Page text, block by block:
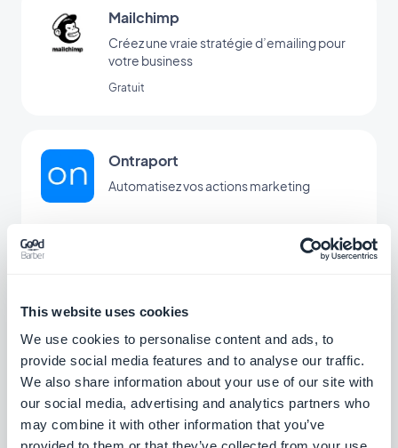
This website uses cookies
We use cookies to personalise content and ads, to
provide social media features and to analyse our traffic.
We also share information about your use of our site with
our social media, advertising and analytics partners who
may combine it with other information that you’ve
Mailchimp
Créez une vraie stratégie d’emailing pour
votre business
Gratuit
Ontraport
Automatisez vos actions marketing
Google Tag Manager
Manager pour obtenir des statistiques
d’utilisation complémentaires